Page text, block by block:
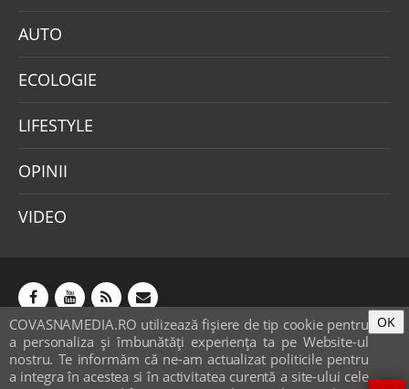
AUTO
ECOLOGIE
LIFESTYLE
OPINII
VIDEO
COVASNAMEDIA.RO utilizează fişiere de tip cookie pentru
a personaliza și îmbunătăți experiența ta pe Website-ul
nostru. Te informăm că ne-am actualizat politicile pentru
a integra în acestea si în activitatea curentă a site-ului cele
OK
Abonamente Publicitate
Mica publicitate
Contact
Sondaje
POLITICA COOKIE-URI & GDPR